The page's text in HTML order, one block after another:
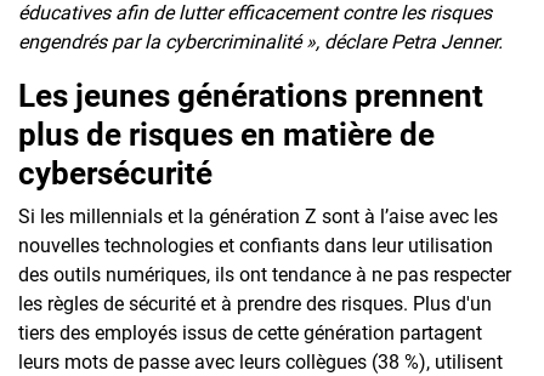
éducatives afin de lutter efficacement contre les risques
engendrés par la cybercriminalité », déclare Petra Jenner.
Les jeunes générations prennent
plus de risques en matière de
cybersécurité
Si les millennials et la génération Z sont à l’aise avec les
nouvelles technologies et confiants dans leur utilisation
des outils numériques, ils ont tendance à ne pas respecter
les règles de sécurité et à prendre des risques. Plus d'un
tiers des employés issus de cette génération partagent
leurs mots de passe avec leurs collègues (38 %), utilisent